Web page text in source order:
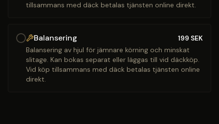
tillsammans med däck betalas tjänsten online direkt.
Balansering 199 SEK
Balansering av hjul för jämnare körning och minskat
slitage. Kan bokas separat eller läggas till vid däckköp.
Vid köp tillsammans med däck betalas tjänsten online
direkt.